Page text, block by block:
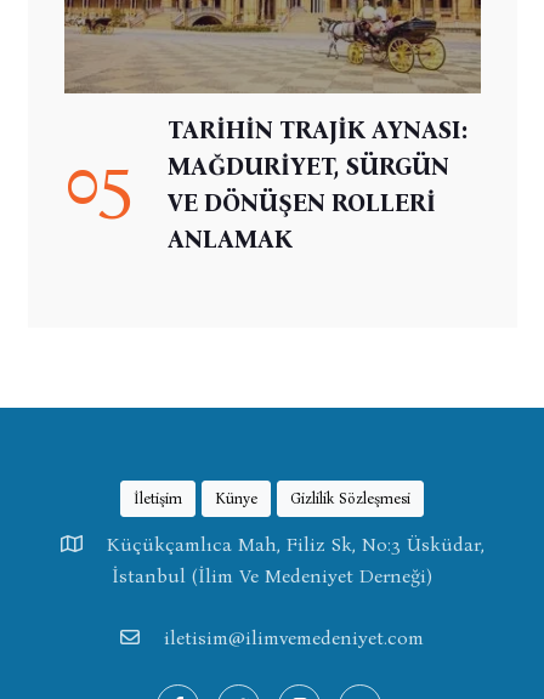
05
TARİHİN TRAJİK AYNASI:
MAĞDURİYET, SÜRGÜN
VE DÖNÜŞEN ROLLERİ
ANLAMAK
İletişim Künye Gizlilik Sözleşmesi
Küçükçamlıca Mah, Filiz Sk, No:3 Üsküdar,
İstanbul (İlim Ve Medeniyet Derneği)
iletisim@ilimvemedeniyet.com